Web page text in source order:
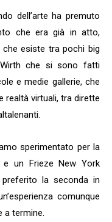
dell’arte ha premuto
che era già in atto,
esiste tra pochi big
Wirth che si sono fatti
e medie gallerie, che
realtà virtuali, tra dirette
sperimentato per la
un Frieze New York
la seconda in
comunque
a termine.